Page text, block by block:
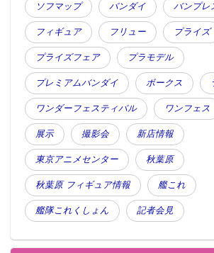
ソフマップ バンダイ バンプレ
フィギュア フリュー プライズ
プライズフェア プラモデル
プレミアムバンダイ ボークス
ワンダーフェスティバル ワンフェス
展示 撮影会 新店情報
東京アニメセンター 秋葉原
秋葉原 フィギュア情報 艦これ
艦隊これくしょん 記者会見